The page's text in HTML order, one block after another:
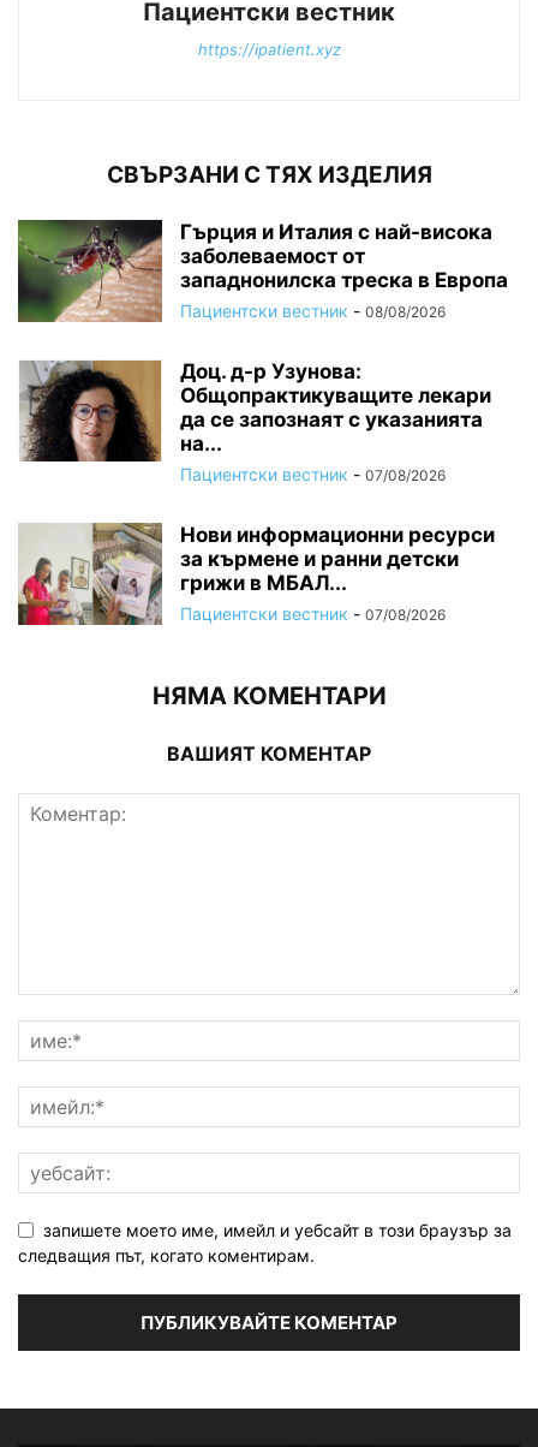
Пациентски вестник
https://ipatient.xyz
СВЪРЗАНИ С ТЯХ ИЗДЕЛИЯ
Гърция и Италия с най-висока
заболеваемост от
западнонилска треска в Европа
Пациентски вестник - 08/08/2026
Доц. д-р Узунова:
Общопрактикуващите лекари
да се запознаят с указанията
на...
Пациентски вестник - 07/08/2026
Нови информационни ресурси
за кърмене и ранни детски
грижи в МБАЛ...
Пациентски вестник - 07/08/2026
НЯМА КОМЕНТАРИ
ВАШИЯТ КОМЕНТАР
запишете моето име, имейл и уебсайт в този браузър за
следващия път, когато коментирам.